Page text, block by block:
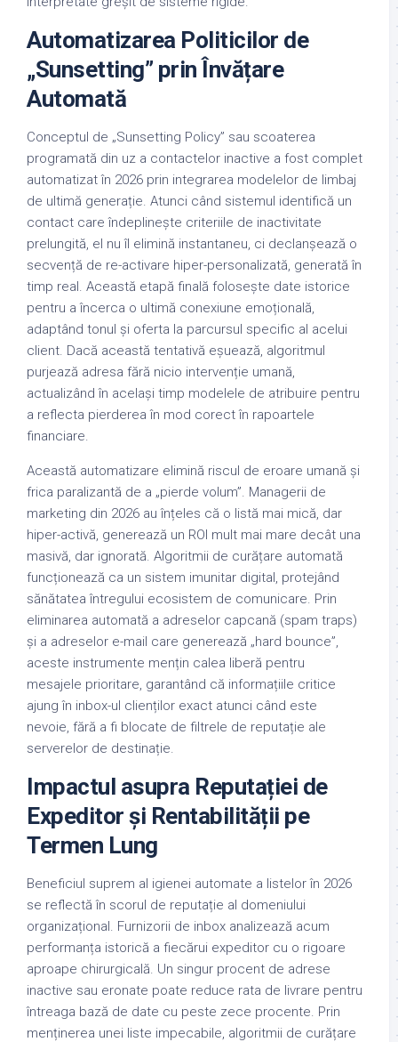
Automatizarea Politicilor de
„Sunsetting” prin Învățare
Automată
Conceptul de „Sunsetting Policy” sau scoaterea
programată din uz a contactelor inactive a fost complet
automatizat în 2026 prin integrarea modelelor de limbaj
de ultimă generație. Atunci când sistemul identifică un
contact care îndeplinește criteriile de inactivitate
prelungită, el nu îl elimină instantaneu, ci declanșează o
secvență de re-activare hiper-personalizată, generată în
timp real. Această etapă finală folosește date istorice
pentru a încerca o ultimă conexiune emoțională,
adaptând tonul și oferta la parcursul specific al acelui
client. Dacă această tentativă eșuează, algoritmul
purjează adresa fără nicio intervenție umană,
actualizând în același timp modelele de atribuire pentru
a reflecta pierderea în mod corect în rapoartele
financiare.
Această automatizare elimină riscul de eroare umană și
frica paralizantă de a „pierde volum”. Managerii de
marketing din 2026 au înțeles că o listă mai mică, dar
hiper-activă, generează un ROI mult mai mare decât una
masivă, dar ignorată. Algoritmii de curățare automată
funcționează ca un sistem imunitar digital, protejând
sănătatea întregului ecosistem de comunicare. Prin
eliminarea automată a adreselor capcană (spam traps)
și a adreselor e-mail care generează „hard bounce”,
aceste instrumente mențin calea liberă pentru
mesajele prioritare, garantând că informațiile critice
ajung în inbox-ul clienților exact atunci când este
nevoie, fără a fi blocate de filtrele de reputație ale
serverelor de destinație.
Impactul asupra Reputației de
Expeditor și Rentabilității pe
Termen Lung
Beneficiul suprem al igienei automate a listelor în 2026
se reflectă în scorul de reputație al domeniului
organizațional. Furnizorii de inbox analizează acum
performanța istorică a fiecărui expeditor cu o rigoare
aproape chirurgicală. Un singur procent de adrese
inactive sau eronate poate reduce rata de livrare pentru
întreaga bază de date cu peste zece procente. Prin
menținerea unei liste impecabile, algoritmii de curățare